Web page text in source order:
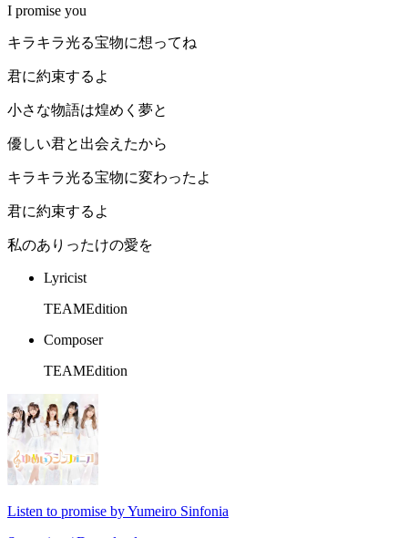
I promise you
キラキラ光る宝物に想ってね
君に約束するよ
小さな物語は煌めく夢と
優しい君と出会えたから
キラキラ光る宝物に変わったよ
君に約束するよ
私のありったけの愛を
Lyricist
TEAMEdition
Composer
TEAMEdition
Listen to promise by Yumeiro Sinfonia